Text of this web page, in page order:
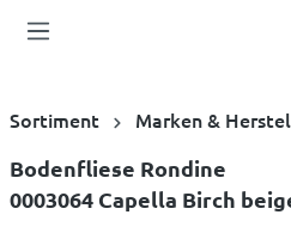
Sortiment Marken &
Bodenfliese Rondine
0003064 Capella Birch